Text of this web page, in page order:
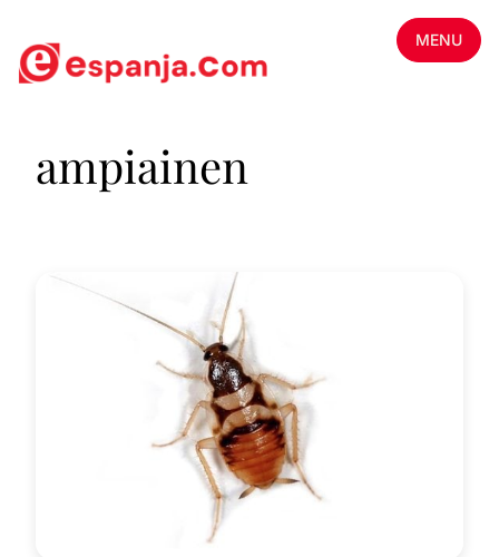
MENU
ampiainen